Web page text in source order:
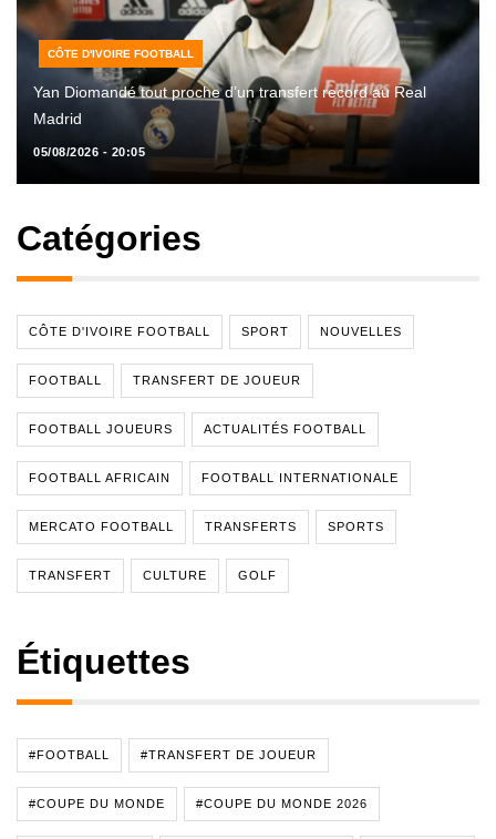
CÔTE D'IVOIRE FOOTBALL
Yan Diomandé tout proche d’un transfert record au Real
Madrid
05/08/2026 - 20:05
Catégories
CÔTE D'IVOIRE FOOTBALL SPORT NOUVELLES
FOOTBALL TRANSFERT DE JOUEUR
FOOTBALL JOUEURS ACTUALITÉS FOOTBALL
FOOTBALL AFRICAIN FOOTBALL INTERNATIONALE
MERCATO FOOTBALL TRANSFERTS SPORTS
TRANSFERT CULTURE GOLF
Étiquettes
#FOOTBALL #TRANSFERT DE JOUEUR
#COUPE DU MONDE #COUPE DU MONDE 2026